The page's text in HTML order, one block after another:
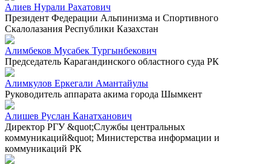
Алиев Нурали Рахатович
Президент Федерации Альпинизма и Спортивного
Скалолазания Республики Казахстан
Алимбеков Мусабек Тургынбекович
Председатель Карагандинского областного суда РК
Алимкулов Еркегали Амантайулы
Руководитель аппарата акима города Шымкент
Алишев Руслан Канатханович
Директор РГУ &quot;Службы центральных
коммуникаций&quot; Министерства информации и
коммуникаций РК